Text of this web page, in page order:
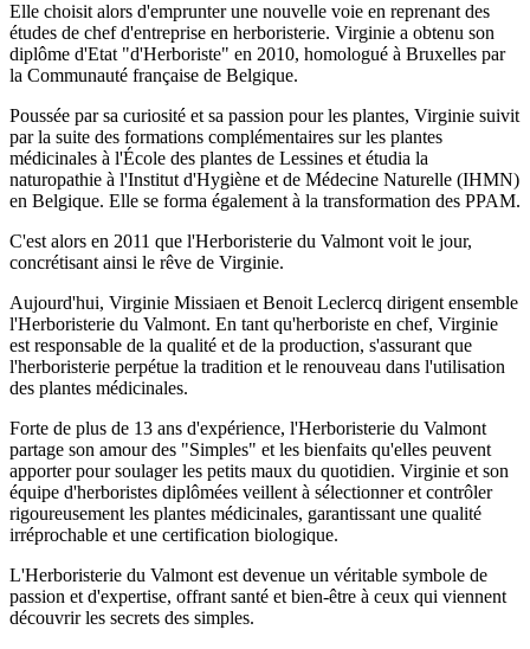
Elle choisit alors d'emprunter une nouvelle voie en reprenant des
études de chef d'entreprise en herboristerie. Virginie a obtenu son
diplôme d'Etat "d'Herboriste" en 2010, homologué à Bruxelles par
la Communauté française de Belgique.
Poussée par sa curiosité et sa passion pour les plantes, Virginie suivit
par la suite des formations complémentaires sur les plantes
médicinales à l'École des plantes de Lessines et étudia la
naturopathie à l'Institut d'Hygiène et de Médecine Naturelle (IHMN)
en Belgique. Elle se forma également à la transformation des PPAM.
C'est alors en 2011 que l'Herboristerie du Valmont voit le jour,
concrétisant ainsi le rêve de Virginie.
Aujourd'hui, Virginie Missiaen et Benoit Leclercq dirigent ensemble
l'Herboristerie du Valmont. En tant qu'herboriste en chef, Virginie
est responsable de la qualité et de la production, s'assurant que
l'herboristerie perpétue la tradition et le renouveau dans l'utilisation
des plantes médicinales.
Forte de plus de 13 ans d'expérience, l'Herboristerie du Valmont
partage son amour des "Simples" et les bienfaits qu'elles peuvent
apporter pour soulager les petits maux du quotidien. Virginie et son
équipe d'herboristes diplômées veillent à sélectionner et contrôler
rigoureusement les plantes médicinales, garantissant une qualité
irréprochable et une certification biologique.
L'Herboristerie du Valmont est devenue un véritable symbole de
passion et d'expertise, offrant santé et bien-être à ceux qui viennent
découvrir les secrets des simples.